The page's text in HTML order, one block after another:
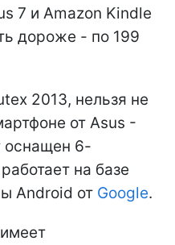
7 и Amazon Kindle
дороже - по 199
2013, нельзя не
от Asus -
оснащен 6-
на базе
Android от Google.